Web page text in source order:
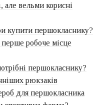
але вельми корисні
купити першокласнику?
робоче місце
першокласнику?
рюкзаків
для першокласника